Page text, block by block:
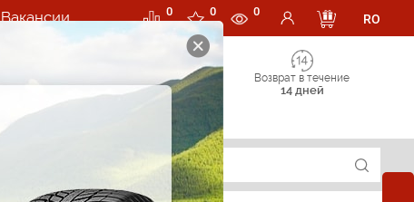
Вакансии 0 0 0
RO
Возврат в течение
14 дней